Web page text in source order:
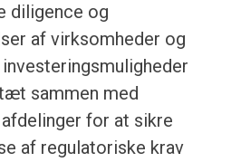
diligence og
af virksomheder og
sammen med
for at sikre
af regulatoriske krav